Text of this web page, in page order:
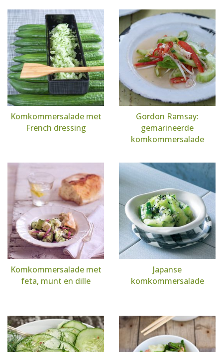
Komkommersalade met
French dressing
Gordon Ramsay:
gemarineerde
komkommersalade
Komkommersalade met
feta, munt en dille
Japanse
komkommersalade